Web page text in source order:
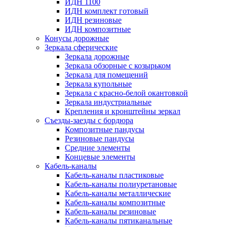
ИДН 1100
ИДН комплект готовый
ИДН резиновые
ИДН композитные
Конусы дорожные
Зеркала сферические
Зеркала дорожные
Зеркала обзорные с козырьком
Зеркала для помещений
Зеркала купольные
Зеркала с красно-белой окантовкой
Зеркала индустриальные
Крепления и кронштейны зеркал
Съезды-заезды с бордюра
Композитные пандусы
Резиновые пандусы
Средние элементы
Концевые элементы
Кабель-каналы
Кабель-каналы пластиковые
Кабель-каналы полиуретановые
Кабель-каналы металлические
Кабель-каналы композитные
Кабель-каналы резиновые
Кабель-каналы пятиканальные